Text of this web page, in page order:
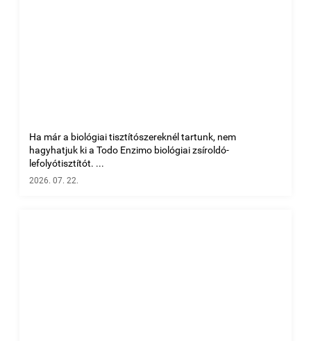
Ha már a biológiai tisztítószereknél tartunk, nem
hagyhatjuk ki a Todo Enzimo biológiai zsíroldó-
lefolyótisztítót. ...
2026. 07. 22.